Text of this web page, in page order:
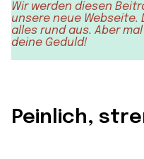
Wir werden diesen
unsere neue
alles rund aus. Aber
deine Geduld!
Peinlich,